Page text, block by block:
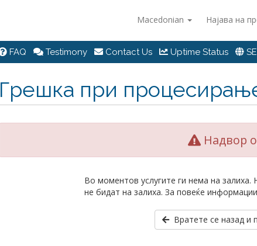
Macedonian Најава на
FAQ Testimony Contact Us Uptime Status
Грешка при
Надвор
Во моментов услугите ги нема на залиха.
не бидат на залиха. За повеќе
Вратете се назад и